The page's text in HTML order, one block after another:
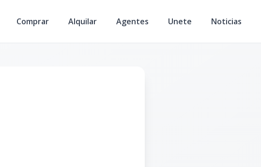
Comprar Alquilar Agentes Unete Noticias